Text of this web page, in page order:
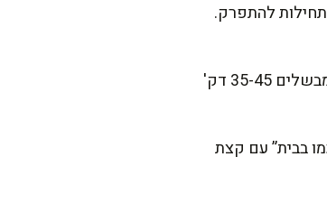
לזה להתבשל 5 דק' עד שהעגבניות מתחילות להתפרק.
מוסיפים מים רותחים, סוכר, מלח, פלפל, עלה דפנה ופפריקה. מביאים לרתיחה, ואז מנמיכים לאש קטנה ומבשלים 35-45 דק'
בבית” עם קצת